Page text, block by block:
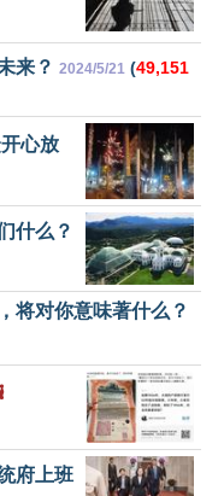
来？ 2024/5/21 (49,151
心放
什么？
将对你意味著什么？
府上班